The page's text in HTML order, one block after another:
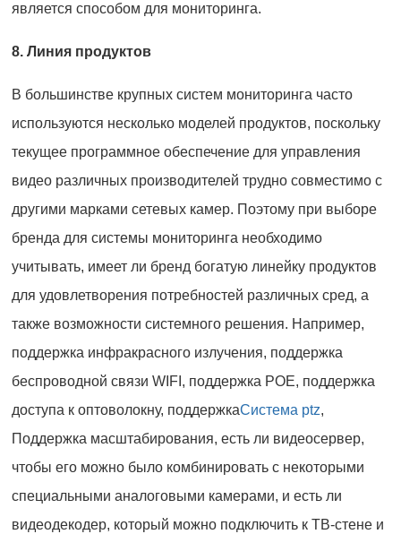
является способом для мониторинга.
8. Линия продуктов
В большинстве крупных систем мониторинга часто
используются несколько моделей продуктов, поскольку
текущее программное обеспечение для управления
видео различных производителей трудно совместимо с
другими марками сетевых камер. Поэтому при выборе
бренда для системы мониторинга необходимо
учитывать, имеет ли бренд богатую линейку продуктов
для удовлетворения потребностей различных сред, а
также возможности системного решения. Например,
поддержка инфракрасного излучения, поддержка
беспроводной связи WIFI, поддержка POE, поддержка
доступа к оптоволокну, поддержкаСистема ptz,
Поддержка масштабирования, есть ли видеосервер,
чтобы его можно было комбинировать с некоторыми
специальными аналоговыми камерами, и есть ли
видеодекодер, который можно подключить к ТВ-стене и